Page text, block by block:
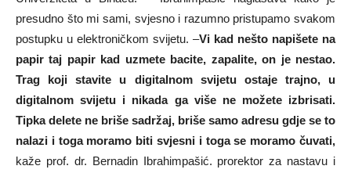
presudno što mi sami, svjesno i razumno pristupamo svakom
postupku u elektroničkom svijetu. –Vi kad nešto napišete na
papir taj papir kad uzmete bacite, zapalite, on je nestao.
Trag koji stavite u digitalnom svijetu ostaje trajno, u
digitalnom svijetu i nikada ga više ne možete izbrisati.
Tipka delete ne briše sadržaj, briše samo adresu gdje se to
nalazi i toga moramo biti svjesni i toga se moramo čuvati,
kaže prof. dr. Bernadin Ibrahimpašić. prorektor za nastavu i